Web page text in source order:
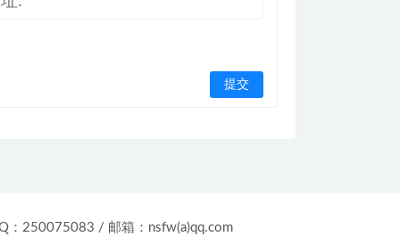
：250075083 / 邮箱：nsfw(a)qq.com